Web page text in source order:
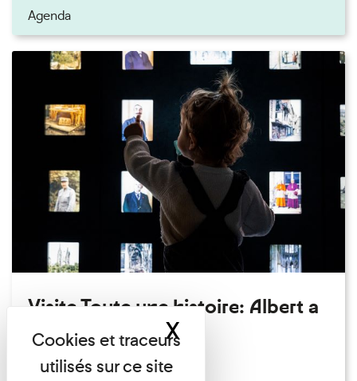
Agenda
Visite Toute une histoire: Albert a
perdu son chapeau!
Exposition permanente
XMasquer le